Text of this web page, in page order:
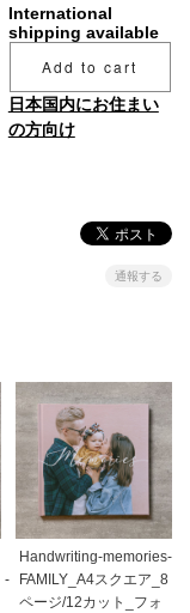
International
shipping available
Add to cart
日本国内にお住まい
の方向け
通報する
-
Handwriting-memories-
FAMILY_A4スクエア_8
ページ/12カット_フォ